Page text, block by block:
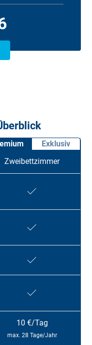
Exklusiv
Zweibettzimmer
10 €/Tag
max. 28 Tage/Jahr